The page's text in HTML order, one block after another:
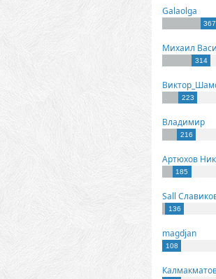
Galaolga
367
Михаил
314
223
Владимир
216
Артюхов
185
Sall
136
magdjan
108